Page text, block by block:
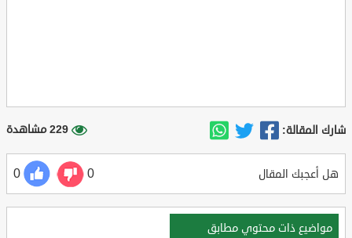
شارك المقالة: 229 مشاهدة
هل أعجبك المقال 0
0
مواضيع ذات محتوي مطابق